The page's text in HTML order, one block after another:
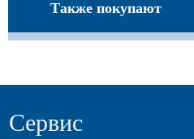
Также покупают
Сервис